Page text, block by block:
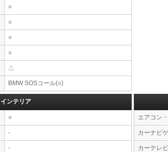
○
○
○
○
△
BMW SOSコール(○)
インテリア
○
-
-
エアコン
カーナビ
カーテレビ